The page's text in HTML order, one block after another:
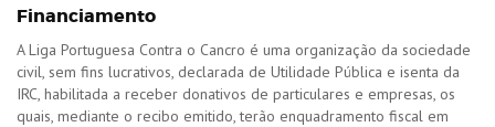
Financiamento
A Liga Portuguesa Contra o Cancro é uma organização da sociedade
civil, sem fins lucrativos, declarada de Utilidade Pública e isenta da
IRC, habilitada a receber donativos de particulares e empresas, os
quais, mediante o recibo emitido, terão enquadramento fiscal em